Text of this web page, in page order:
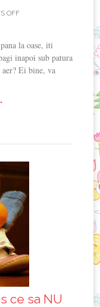
OFF
la oase, iti
inapoi sub patura
Ei bine, va
ce sa NU